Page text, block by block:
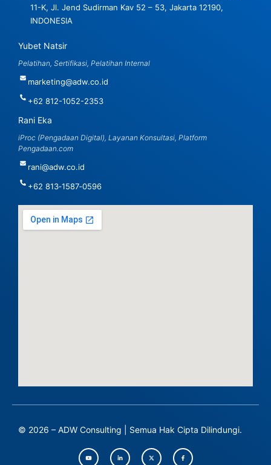
11-K, Jl. Jend Sudirman Kav 52 – 53, Jakarta 12190,
INDONESIA
Yubet Natsir
Pelatihan, Sertifikasi, Pelatihan Internal
marketing@adw.co.id
+62 812-1052-2353
Rani Eka
iProc (Pengadaan Digital), Layanan Konsultasi, Platform
Pengadaan.com
rani@adw.co.id
‪+62 813‑1587‑0596‬
© 2026 – ADW Consulting | Semua Hak Cipta Dilindungi.